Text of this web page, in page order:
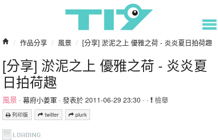
/ 作品分享 / 風景 / [分享] 淤泥之上 優雅之荷 - 炎炎夏日拍荷趣
[分享] 淤泥之上 優雅之荷 - 炎炎夏
日拍荷趣
風景 · 幕府小姜軍 · 發表於 2011-06-29 23:30 · · 檢舉
列印版 twitter plurk